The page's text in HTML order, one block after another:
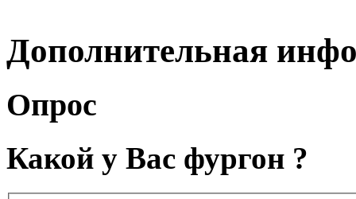
Дополнительная
Опрос
Какой у Вас фургон ?